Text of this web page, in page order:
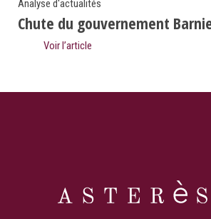
Analyse d'actualités
Chute du gouvernement
Voir l’article